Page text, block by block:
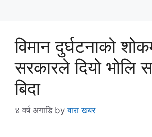
विमान दुर्घटनाको
सरकारले दियो भोलि
बिदा
४ वर्ष अगाडि byबारा खबर